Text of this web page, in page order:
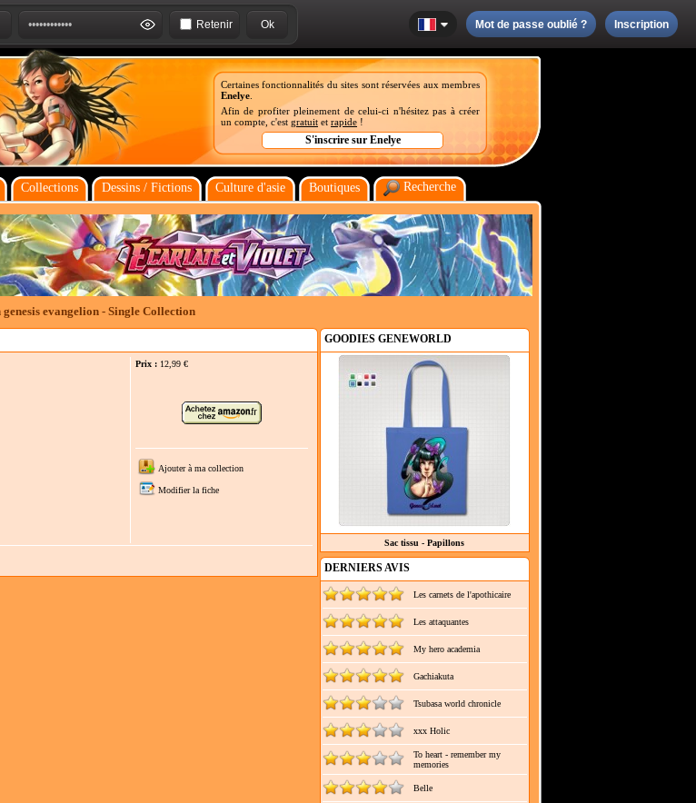
Retenir Mot de passe oublié ? Inscription
Certaines fonctionnalités du sites sont réservées aux membres
Enelye
Afin de profiter pleinement de celui-ci n'hésitez pas à créer
un compte, c'est gratuit et rapide !
Collections Dessins / Fictions Culture d'asie Boutiques Recherche
genesis evangelion - Single Collection
Prix : 12,99 €
Ajouter à ma collection
Modifier la fiche
GOODIES GENEWORLD
Sac tissu - Papillons
DERNIERS AVIS
Les carnets de l'apothicaire
Les attaquantes
My hero academia
Gachiakuta
Tsubasa world chronicle
xxx Holic
To heart - remember my
memories
Belle